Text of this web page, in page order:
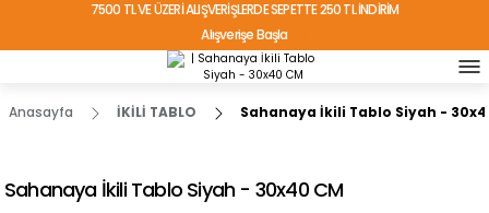
7500 TL VE ÜZERİ ALIŞVERİŞLERDE SEPETTE 250 TL İNDİRİM
Alışverişe Başla
TÜRKİYE'NİN HER YERİNE ÜCRETSİZ KARGO!
Anasayfa İKİLİ TABLO Sahanaya İkili Tablo Siyah -
Sahanaya İkili Tablo Siyah - 30x40 CM